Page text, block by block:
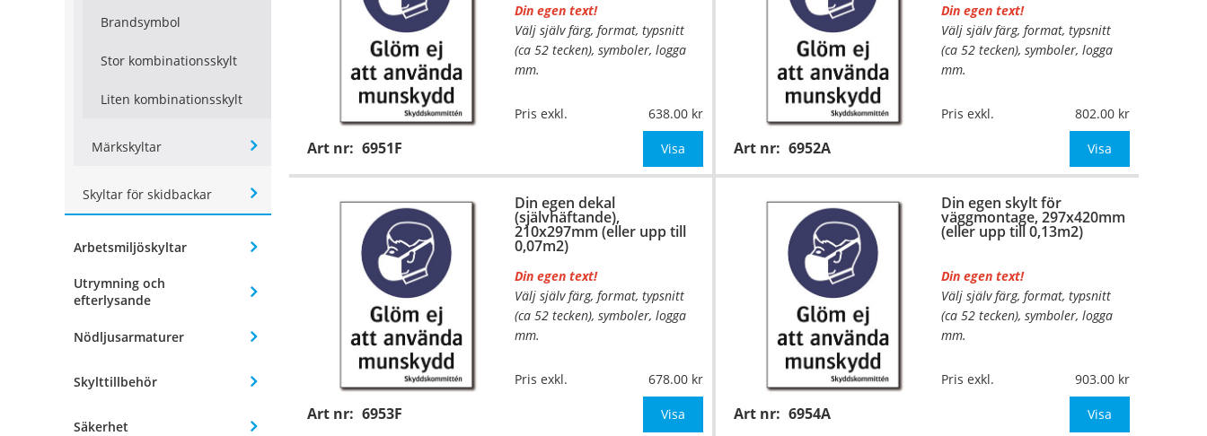
Brandsymbol
Stor kombinationsskylt
Liten kombinationsskylt
Märkskyltar
Skyltar för skidbackar
Arbetsmiljöskyltar
Utrymning och
efterlysande
Nödljusarmaturer
Skylttillbehör
Säkerhet
Art nr: 6951F
Din egen text!
Välj själv färg, format, typsnitt
(ca 52 tecken), symboler, logga
mm.
Material:
Självhäftande folie
148x210mm (eller annat
OBS!
Pris exkl. 638.00
Visa Art nr: 6952A
Din egen text!
Välj själv färg, format, typsnitt
(ca 52 tecken), symboler, logga
mm.
Material:
Plan aluminium,
0,7mm (väggmontage)
210x297mm (eller annat
Be om offert vid antal
Pris exkl. 802.00
Visa
Din egen dekal
(självhäftande),
210x297mm (eller upp till
0,07m2)
Art nr: 6953F
Din egen text!
Välj själv färg, format, typsnitt
(ca 52 tecken), symboler, logga
mm.
Material:
Självhäftande folie
210x297mm (eller annat
Pris exkl. 678.00
Visa
Din egen skylt för
väggmontage, 297x420mm
(eller upp till 0,13m2)
Art nr: 6954A
Din egen text!
Välj själv färg, format, typsnitt
(ca 52 tecken), symboler, logga
mm.
Material:
Plan aluminium,
0,7mm (väggmontage)
297x420mm (eller annat
Pris exkl. 903.00
Visa